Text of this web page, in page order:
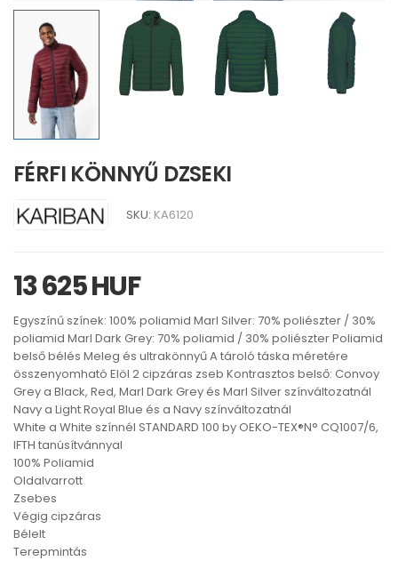
FÉRFI KÖNNYŰ DZSEKI
SKU: KA6120
13 625 HUF
Egyszínű színek: 100% poliamid Marl Silver: 70% poliészter / 30%
poliamid Marl Dark Grey: 70% poliamid / 30% poliészter Poliamid
belső bélés Meleg és ultrakönnyű A tároló táska méretére
összenyomható Elöl 2 cipzáras zseb Kontrasztos belső: Convoy
Grey a Black, Red, Marl Dark Grey és Marl Silver színváltozatnál
Navy a Light Royal Blue és a Navy színváltozatnál
White a White színnél STANDARD 100 by OEKO-TEX®N° CQ1007/6,
IFTH tanúsítvánnyal
100% Poliamid
Oldalvarrott
Zsebes
Végig cipzáras
Bélelt
Terepmintás